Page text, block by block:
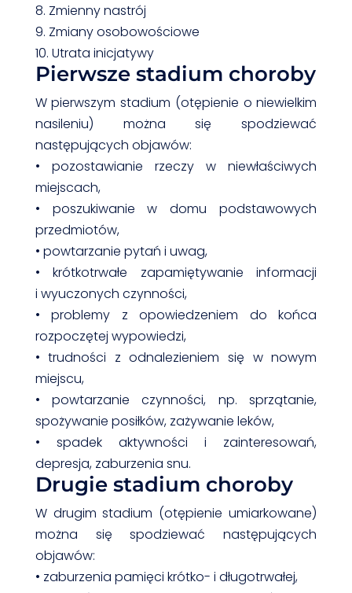
8. Zmienny nastrój
9. Zmiany osobowościowe
10. Utrata inicjatywy
Pierwsze stadium choroby
W pierwszym stadium (otępienie o niewielkim
nasileniu) można się spodziewać
następujących objawów:
• pozostawianie rzeczy w niewłaściwych
miejscach,
• poszukiwanie w domu podstawowych
przedmiotów,
• powtarzanie pytań i uwag,
• krótkotrwałe zapamiętywanie informacji
i wyuczonych czynności,
• problemy z opowiedzeniem do końca
rozpoczętej wypowiedzi,
• trudności z odnalezieniem się w nowym
miejscu,
• powtarzanie czynności, np. sprzątanie,
spożywanie posiłków, zażywanie leków,
• spadek aktywności i zainteresowań,
depresja, zaburzenia snu.
Drugie stadium choroby
W drugim stadium (otępienie umiarkowane)
można się spodziewać następujących
objawów:
• zaburzenia pamięci krótko- i długotrwałej,